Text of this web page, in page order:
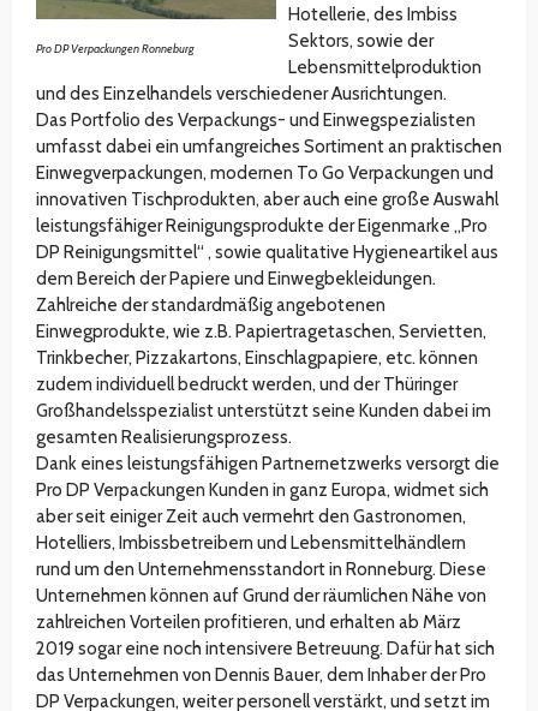
Pro DP Verpackungen Ronneburg
Hotellerie, des Imbiss
Sektors, sowie der
Lebensmittelproduktion
und des Einzelhandels verschiedener Ausrichtungen.
Das Portfolio des Verpackungs- und Einwegspezialisten
umfasst dabei ein umfangreiches Sortiment an praktischen
Einwegverpackungen, modernen To Go Verpackungen und
innovativen Tischprodukten, aber auch eine große Auswahl
leistungsfähiger Reinigungsprodukte der Eigenmarke „Pro
DP Reinigungsmittel“ , sowie qualitative Hygieneartikel aus
dem Bereich der Papiere und Einwegbekleidungen.
Zahlreiche der standardmäßig angebotenen
Einwegprodukte, wie z.B. Papiertragetaschen, Servietten,
Trinkbecher, Pizzakartons, Einschlagpapiere, etc. können
zudem individuell bedruckt werden, und der Thüringer
Großhandelsspezialist unterstützt seine Kunden dabei im
gesamten Realisierungsprozess.
Dank eines leistungsfähigen Partnernetzwerks versorgt die
Pro DP Verpackungen Kunden in ganz Europa, widmet sich
aber seit einiger Zeit auch vermehrt den Gastronomen,
Hotelliers, Imbissbetreibern und Lebensmittelhändlern
rund um den Unternehmensstandort in Ronneburg. Diese
Unternehmen können auf Grund der räumlichen Nähe von
zahlreichen Vorteilen profitieren, und erhalten ab März
2019 sogar eine noch intensivere Betreuung. Dafür hat sich
das Unternehmen von Dennis Bauer, dem Inhaber der Pro
DP Verpackungen, weiter personell verstärkt, und setzt im